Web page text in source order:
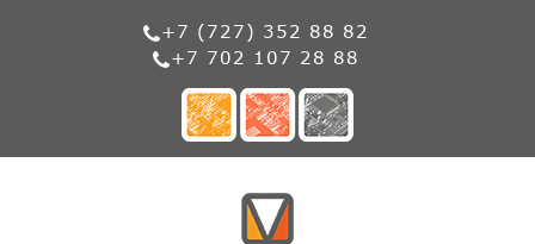
+7 (727) 352 88 82
+7 702 107 28 88